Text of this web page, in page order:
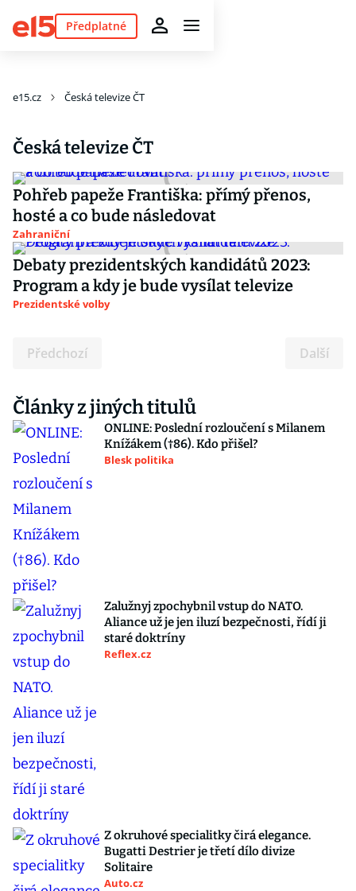
Předplatné
e15.cz Česká televize ČT
Česká televize ČT
Pohřeb papeže Františka: přímý přenos,
hosté a co bude následovat
Zahraniční
Debaty prezidentských kandidátů 2023:
Program a kdy je bude vysílat televize
Prezidentské volby
Předchozí Další
Články z jiných titulů
ONLINE: Poslední rozloučení s Milanem
Knížákem (†86). Kdo přišel?
Blesk politika
Zalužnyj zpochybnil vstup do NATO.
Aliance už je jen iluzí bezpečnosti, řídí ji
staré doktríny
Reflex.cz
Z okruhové specialitky čirá elegance.
Bugatti Destrier je třetí dílo divize
Solitaire
Auto.cz